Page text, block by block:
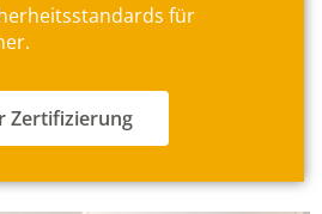
für
Zertifizierung